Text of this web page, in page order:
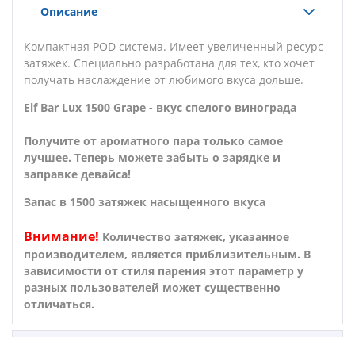
Описание
Компактная POD система. Имеет увеличенный ресурс
затяжек. Специально разработана для тех, кто хочет
получать наслаждение от любимого вкуса дольше.
Elf Bar Lux 1500 Grape - вкус спелого винограда
Получите от ароматного пара только самое
лучшее. Теперь можете забыть о зарядке и
заправке девайса!
Запас в 1500 затяжек насыщенного вкуса
Внимание! Количество затяжек, указанное
производителем, является приблизительным. В
зависимости от стиля парения этот параметр у
разных пользователей может существенно
отличаться.